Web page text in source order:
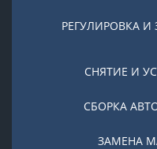
РЕГУЛИРОВКА
СНЯТИЕ И
СБОРКА
ЗАМЕНА